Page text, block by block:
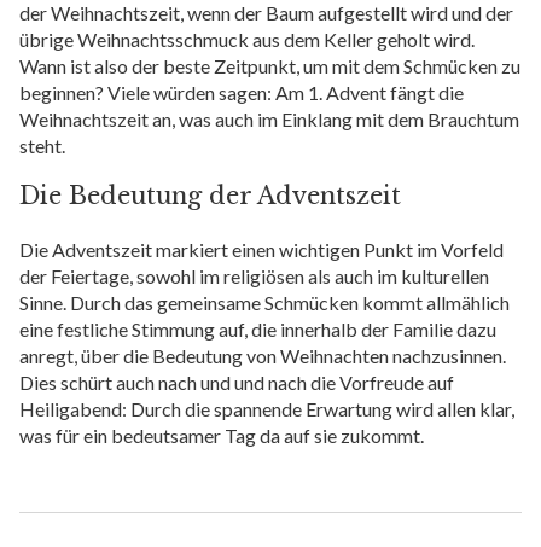
der Weihnachtszeit, wenn der Baum aufgestellt wird und der
übrige Weihnachtsschmuck aus dem Keller geholt wird.
Wann ist also der beste Zeitpunkt, um mit dem Schmücken zu
beginnen? Viele würden sagen: Am 1. Advent fängt die
Weihnachtszeit an, was auch im Einklang mit dem Brauchtum
steht.
Die Bedeutung der Adventszeit
Die Adventszeit markiert einen wichtigen Punkt im Vorfeld
der Feiertage, sowohl im religiösen als auch im kulturellen
Sinne. Durch das gemeinsame Schmücken kommt allmählich
eine festliche Stimmung auf, die innerhalb der Familie dazu
anregt, über die Bedeutung von Weihnachten nachzusinnen.
Dies schürt auch nach und und nach die Vorfreude auf
Heiligabend: Durch die spannende Erwartung wird allen klar,
was für ein bedeutsamer Tag da auf sie zukommt.